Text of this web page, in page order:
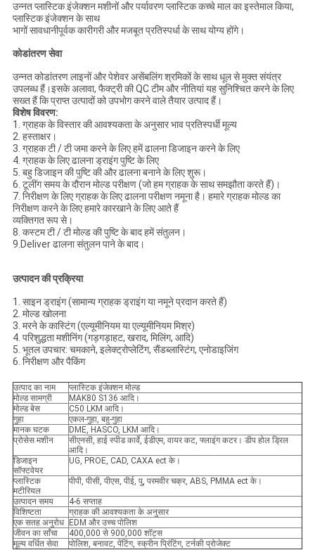
उन्नत प्लास्टिक इंजेक्शन मशीनों और पर्यावरण प्लास्टिक कच्चे माल का इस्तेमाल किया,
प्लास्टिक इंजेक्शन के साथ
भागों सावधानीपूर्वक कारीगरी और मजबूत प्रतिस्पर्धा के साथ योग्य होंगे।
कोडांतरण सेवा
उन्नत कोडांतरण लाइनों और पेशेवर असेंबलिंग श्रमिकों के साथ धूल से मुक्त संयंत्र
उपलब्ध हैं।इसके अलावा, फैक्ट्री की QC टीम और नीतियां यह सुनिश्चित करने के लिए
सख्त हैं कि प्राप्त उत्पादों को उपभोग करने वाले तैयार उत्पाद हैं।
विशेष विवरण:
1. ग्राहक के विस्तार की आवश्यकता के अनुसार भाव प्रतिस्पर्धी मूल्य
2. हस्ताक्षर।
3. ग्राहक टी / टी जमा करने के लिए हमें ढालना डिजाइन करने के लिए
4. ग्राहक के लिए ढालना ड्राइंग पुष्टि के लिए
5. बहु डिजाइन की पुष्टि की और ढालना बनाने के लिए शुरू।
6. टूलींग समय के दौरान मोल्ड परीक्षण (जो हम ग्राहक के साथ समझौता करते हैं)।
7. निरीक्षण के लिए ग्राहक के लिए ढालना परीक्षण नमूना है। हमारे ग्राहक मोल्ड का
निरीक्षण करने के लिए हमारे कारखाने के लिए आते हैं
व्यक्तिगत रूप से।
8. कस्टम टी / टी मोल्ड की पुष्टि के बाद हमें संतुलन।
9.Deliver ढालना संतुलन पाने के बाद।
उत्पादन की प्रक्रिया
1. साइन ड्राइंग (सामान्य ग्राहक ड्राइंग या नमूने प्रदान करते हैं)
2. मोल्ड खोलना
3. मरने के कास्टिंग (एल्यूमीनियम या एल्यूमीनियम मिश्र)
4. परिशुद्धता मशीनिंग (गड़गड़ाहट, खराद, मिलिंग, आदि)
5. भूतल उपचार: चमकाने, इलेक्ट्रोप्लेटिंग, सैंडब्लास्टिंग, एनोडाइजिंग
6. निरीक्षण और पैकिंग
उत्पाद का नाम
प्लास्टिक इंजेक्शन मोल्ड
मोल्ड सामग्री
MAK80 S136 आदि।
मोल्ड बेस
C50 LKM आदि।
गुहा
एकल-गुहा, बहु-गुहा
मानक घटक
DME, HASCO, LKM आदि।
प्रोसेस मशीन
सीएनसी, हाई स्पीड कार्वे, ईडीएम, वायर कट, फ्लाइंग कटर। डीप होल ड्रिल
आदि।
डिजाइन
सॉफ्टवेयर
UG, PROE, CAD, CAXA ect के।
प्लास्टिक
मटीरियल
पीपी, पीसी, पीएस, पीई, पु, परमवीर चक्र, ABS, PMMA ect के।
उत्पादन समय
4-6 सप्ताह
विशिष्टता
ग्राहक की आवश्यकता के अनुसार
एक सतह अनुरोध
EDM और उच्च पोलिश
जीवन का साँचा
400,000 से 900,000 शॉट्स
मूल्य वर्धित सेवा
पोलिश, बनावट, पेंटिंग, स्क्रीन प्रिंटिंग, टर्नकी प्रोजेक्ट